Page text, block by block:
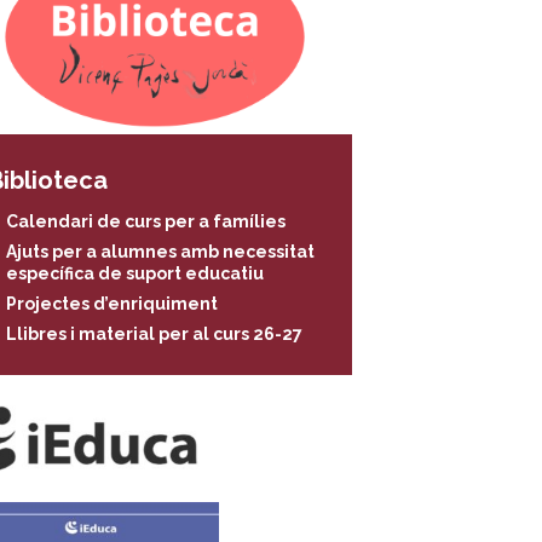
Calendari de curs per a famílies
Ajuts per a alumnes amb necessitat
específica de suport educatiu
Projectes d’enriquiment
Llibres i material per al curs 26-27